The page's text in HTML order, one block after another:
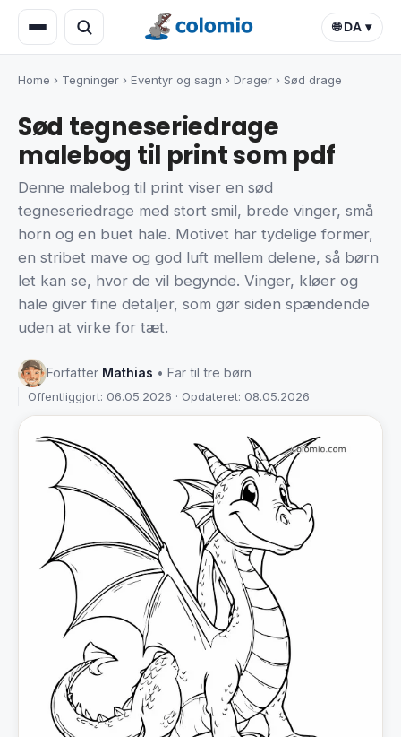
🌐 DA ▾
Home › Tegninger › Eventyr og sagn › Drager › Sød drage
Sød tegneseriedrage
malebog til print som pdf
Denne malebog til print viser en sød
tegneseriedrage med stort smil, brede vinger, små
horn og en buet hale. Motivet har tydelige former,
en stribet mave og god luft mellem delene, så børn
let kan se, hvor de vil begynde. Vinger, kløer og
hale giver fine detaljer, som gør siden spændende
uden at virke for tæt.
Forfatter Mathias • Far til tre børn
Offentliggjort: 06.05.2026 · Opdateret: 08.05.2026